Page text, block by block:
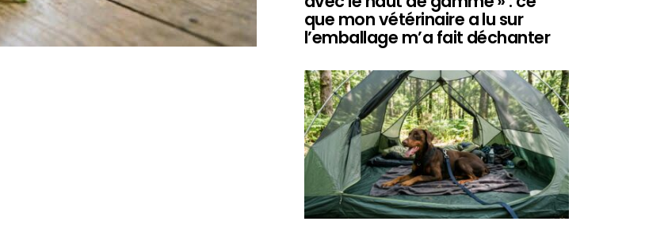
que mon vétérinaire a lu sur
l’emballage m’a fait déchanter